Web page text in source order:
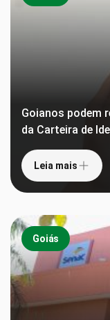
Goianos podem
da Carteira de
Leia mais
Goiás